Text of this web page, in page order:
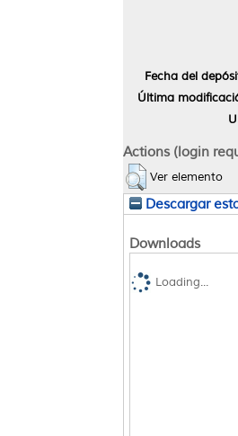
Fecha del
Última
Actions (login
Ver elemento
Descargar
Downloads
Loading...